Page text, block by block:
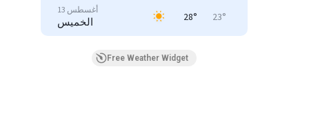
13 أغسطس
الخميس 28° 23°
Free Weather Widget